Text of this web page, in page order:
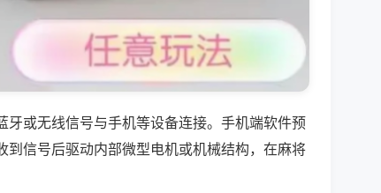
或无线信号与手机等设备连接。手机端软件预
信号后驱动内部微型电机或机械结构，在麻将